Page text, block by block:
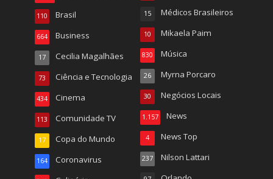
Brasil
110
Business
664
Cecilia Magalhães
17
Ciência e Tecnologia
73
Cinema
434
Comunidade TV
113
Copa do Mundo
17
Coronavirus
164
Médicos Brasileiros
15
Mikaela Paim
10
Música
830
Myrna Porcaro
26
Negócios Locais
30
News
1.157
News Top
4
Nilson Lattari
237